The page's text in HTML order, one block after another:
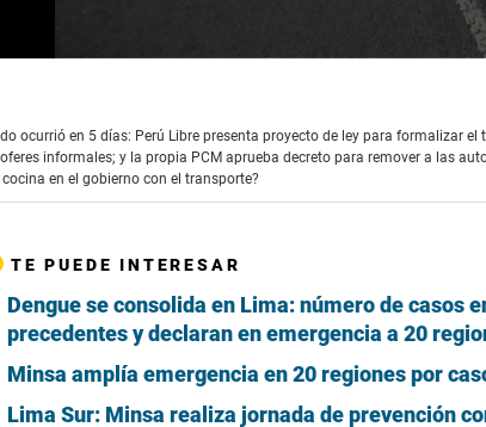
Volume
ocurrió en 5 días: Perú Libre presenta proyecto de ley para formalizar
informales; y la propia PCM aprueba decreto para remover a las
cocina en el gobierno con el transporte?
TE PUEDE INTERESAR
Dengue se consolida en Lima: número de casos
precedentes y declaran en emergencia a 20
Minsa amplía emergencia en 20 regiones por
Lima Sur: Minsa realiza jornada de prevención